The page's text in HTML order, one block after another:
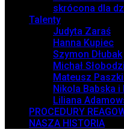
skrócona dla
Talenty
Judyta Zaraś
Hanna Kupiec
Szymon Dłubak
Michał
Mateusz
Nikola Babska
Liliana
PROCEDURY
NASZA HISTORIA